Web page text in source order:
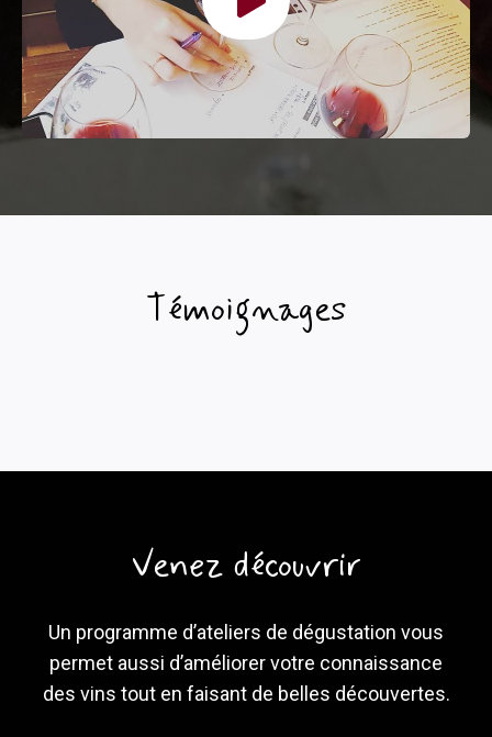
Témoignages
Venez découvrir
Un programme d’ateliers de dégustation vous
permet aussi d’améliorer votre connaissance
des vins tout en faisant de belles découvertes.